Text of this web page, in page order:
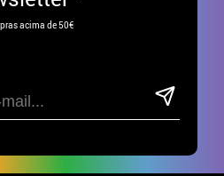
acima de 50€